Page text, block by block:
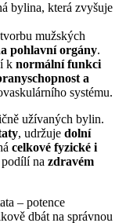
bylina, která zvyšuje
mužských
pohlavní orgány.
k normální funkci
a
systému.
užívaných bylin.
, udržuje dolní
celkové fyzické i
na zdravém
– potence
dbát na správnou